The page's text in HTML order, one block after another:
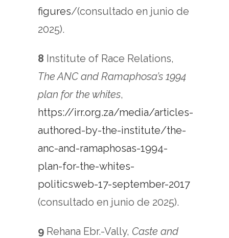
figures/(consultado en junio de
2025).
8 Institute of Race Relations,
The ANC and Ramaphosa’s 1994
plan for the whites,
https://irr.org.za/media/articles-
authored-by-the-institute/the-
anc-and-ramaphosas-1994-
plan-for-the-whites-
politicsweb-17-september-2017
(consultado en junio de 2025).
9 Rehana Ebr.-Vally, Caste and